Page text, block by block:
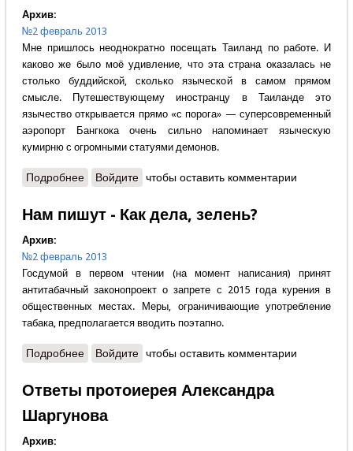
Архив:
№2 февраль 2013
Мне пришлось неоднократно посещать Таиланд по работе. И
каково же было моё удивление, что эта страна оказалась не
столько буддийской, сколько языческой в самом прямом
смысле. Путешествующему иностранцу в Таиланде это
язычество открывается прямо «с порога» — суперсовременный
аэропорт Бангкока очень сильно напоминает языческую
кумирню с огромными статуями демонов.
Подробнеео Нам пишут - ТАИЛАНД – «ДОМИК ДУХОВ»
Войдите чтобы оставить комментарии
Нам пишут - Как дела, зелень?
Архив:
№2 февраль 2013
Госдумой в первом чтении (на момент написания) принят
антитабачный законопроект о запрете с 2015 года курения в
общественных местах. Меры, ограничивающие употребление
табака, предполагается вводить поэтапно.
Подробнеео Нам пишут - Как дела, зелень?
Войдите чтобы оставить комментарии
Ответы протоиерея Александра
Шаргунова
Архив: